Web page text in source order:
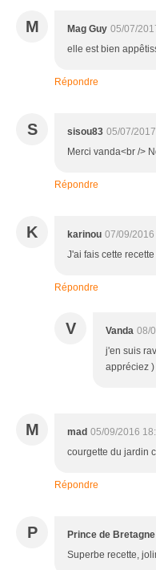
M Mag Guy 05/07/
elle est bien
Répondre
S sisou83 05/07/
Merci vanda<br />
Répondre
K karinou 07/09/2016
J'ai fais cette
Répondre
V Vanda 08/
j'en suis
appréciez )
M mad 05/09/2016
courgette du jardin
Répondre
P Prince de Bretagne
Superbe recette,